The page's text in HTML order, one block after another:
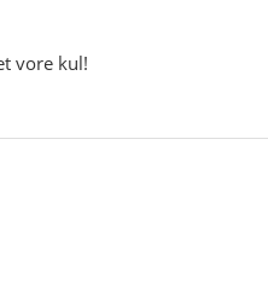
vore kul!